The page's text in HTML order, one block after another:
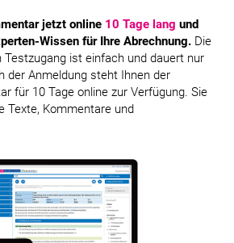
jetzt online 10 Tage lang und
Wissen für Ihre Abrechnung. Die
Testzugang ist einfach und dauert nur
der Anmeldung steht Ihnen der
für 10 Tage online zur Verfügung. Sie
Texte, Kommentare und